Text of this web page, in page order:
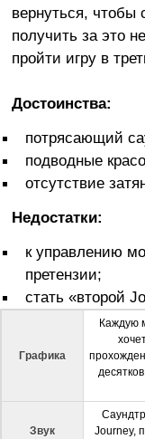
вернуться, чтобы
получить за это
пройти игру в
Достоинства:
потрясающий
подводные
отсутствие
Недостатки:
к управлению
претензии;
стать «второй
Графика
Каждую
Звук
Journey,